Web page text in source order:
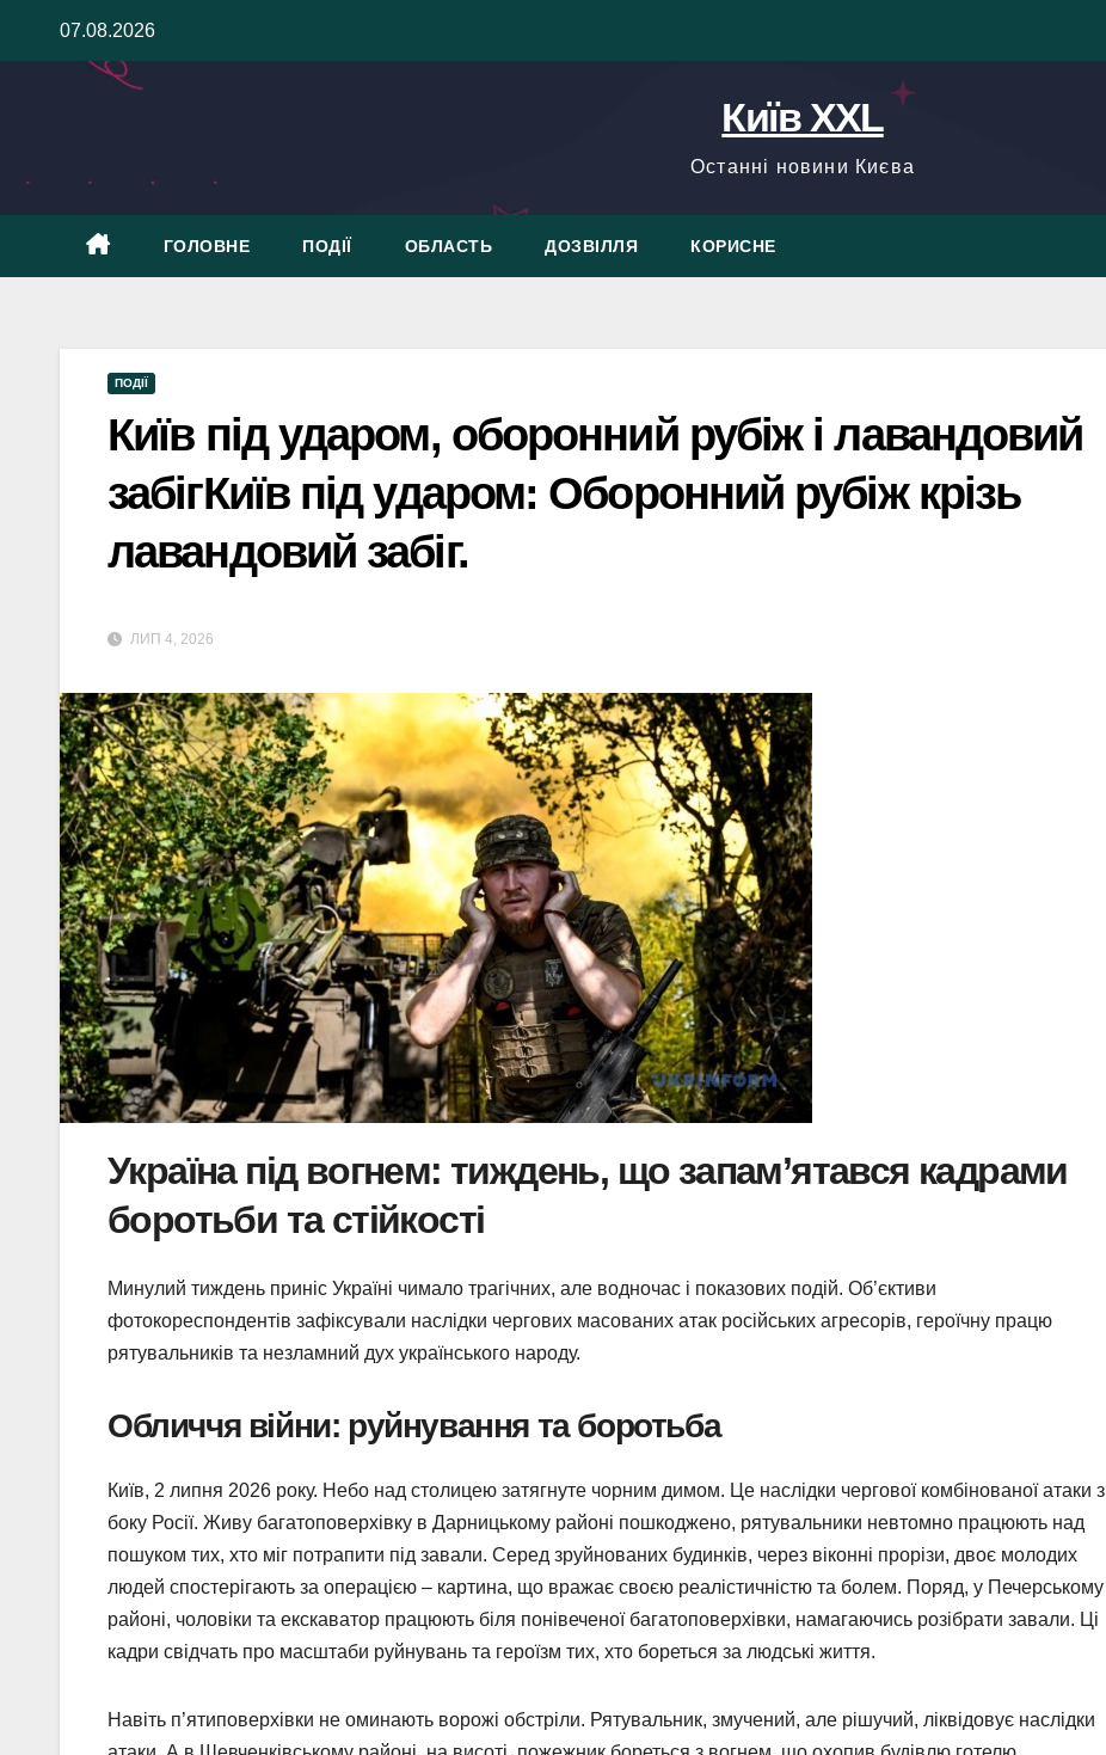
07.08.2026
Київ XXL
Останні новини Києва
ГОЛОВНЕ ПОДІЇ ОБЛАСТЬ ДОЗВІЛЛЯ КОРИСНЕ
ПОДІЇ
Київ під ударом, оборонний рубіж і лавандовий
забігКиїв під ударом: Оборонний рубіж крізь
лавандовий забіг.
ЛИП 4, 2026
Україна під вогнем: тиждень, що запам’ятався кадрами
боротьби та стійкості
Минулий тиждень приніс Україні чимало трагічних, але водночас і показових подій. Об’єктиви
фотокореспондентів зафіксували наслідки чергових масованих атак російських агресорів, героїчну працю
рятувальників та незламний дух українського народу.
Обличчя війни: руйнування та боротьба
Київ, 2 липня 2026 року. Небо над столицею затягнуте чорним димом. Це наслідки чергової комбінованої атаки з
боку Росії. Живу багатоповерхівку в Дарницькому районі пошкоджено, рятувальники невтомно працюють над
пошуком тих, хто міг потрапити під завали. Серед зруйнованих будинків, через віконні прорізи, двоє молодих
людей спостерігають за операцією – картина, що вражає своєю реалістичністю та болем. Поряд, у Печерському
районі, чоловіки та екскаватор працюють біля понівеченої багатоповерхівки, намагаючись розібрати завали. Ці
кадри свідчать про масштаби руйнувань та героїзм тих, хто бореться за людські життя.
Навіть п’ятиповерхівки не оминають ворожі обстріли. Рятувальник, змучений, але рішучий, ліквідовує наслідки